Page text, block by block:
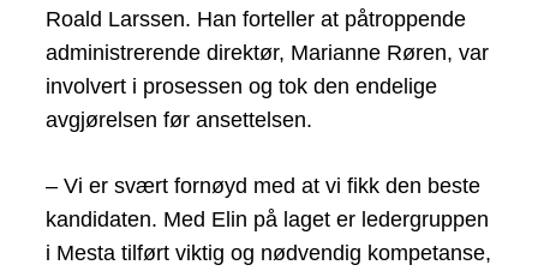
Roald Larssen. Han forteller at påtroppende
administrerende direktør, Marianne Røren, var
involvert i prosessen og tok den endelige
avgjørelsen før ansettelsen.
– Vi er svært fornøyd med at vi fikk den beste
kandidaten. Med Elin på laget er ledergruppen
i Mesta tilført viktig og nødvendig kompetanse,